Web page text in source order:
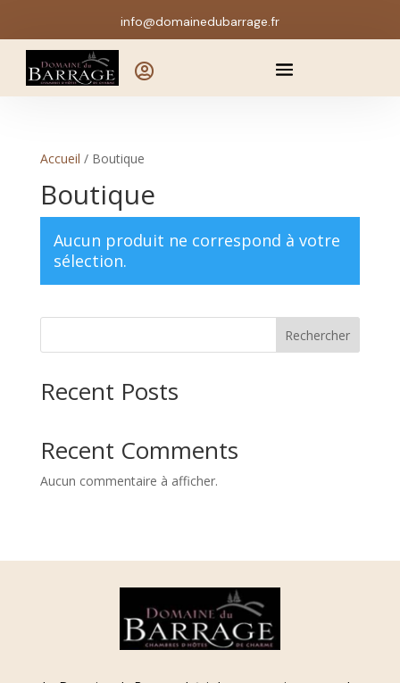
info@domainedubarrage.fr

Accueil / Boutique
Boutique
Aucun produit ne correspond à votre
sélection.
Rechercher
Recent Posts
Recent Comments
Aucun commentaire à afficher.